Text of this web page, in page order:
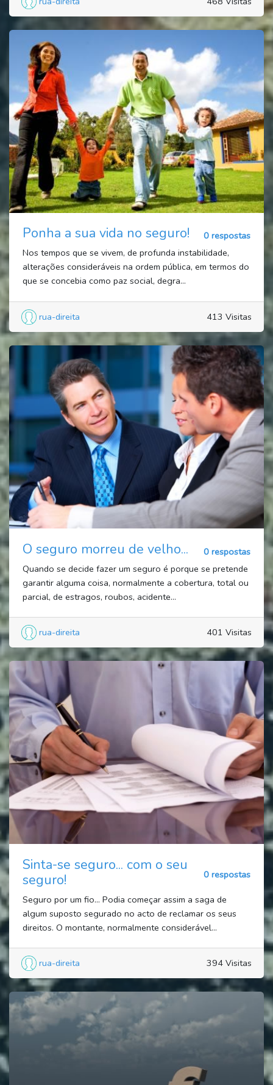
Ponha a sua vida no seguro!
0 respostas
Nos tempos que se vivem, de profunda instabilidade,
alterações consideráveis na ordem pública, em termos do
que se concebia como paz social, degra...
rua-direita 413 Visitas
O seguro morreu de velho...
0 respostas
Quando se decide fazer um seguro é porque se pretende
garantir alguma coisa, normalmente a cobertura, total ou
parcial, de estragos, roubos, acidente...
rua-direita 401 Visitas
Sinta-se seguro... com o seu
seguro!
0 respostas
Seguro por um fio… Podia começar assim a saga de
algum suposto segurado no acto de reclamar os seus
direitos. O montante, normalmente considerável...
rua-direita 394 Visitas